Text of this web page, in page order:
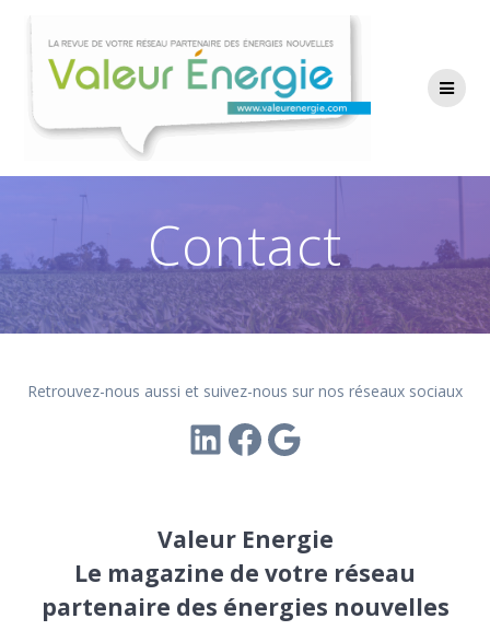
contenu
Contact
Retrouvez-nous aussi et suivez-nous sur nos réseaux sociaux
LinkedIn
Facebook
Google
Valeur Energie
Le magazine de votre réseau
partenaire des énergies nouvelles